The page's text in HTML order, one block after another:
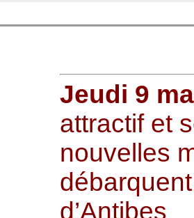
Jeudi 9
attractif et
nouvelles
d’Antibes